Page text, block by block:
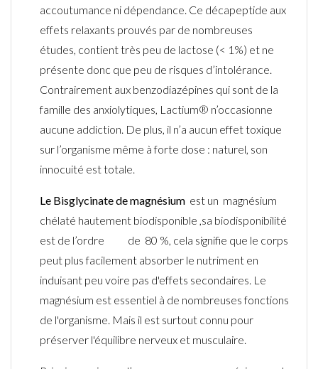
accoutumance ni dépendance. Ce décapeptide aux
effets relaxants prouvés par de nombreuses
études, contient très peu de lactose (< 1%) et ne
présente donc que peu de risques d’intolérance.
Contrairement aux benzodiazépines qui sont de la
famille des anxiolytiques, Lactium® n’occasionne
aucune addiction. De plus, il n’a aucun effet toxique
sur l’organisme même à forte dose : naturel, son
innocuité est totale.
Le Bisglycinate de magnésium est un magnésium
chélaté hautement biodisponible ,sa biodisponibilité
est de l’ordre de 80 %, cela signifie que le corps
peut plus facilement absorber le nutriment en
induisant peu voire pas d'effets secondaires. Le
magnésium est essentiel à de nombreuses fonctions
de l'organisme. Mais il est surtout connu pour
préserver l'équilibre nerveux et musculaire.